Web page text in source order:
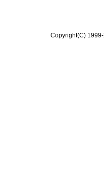
Copyright(C)